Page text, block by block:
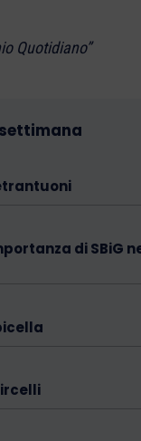
Quotidiano”
di SBiG